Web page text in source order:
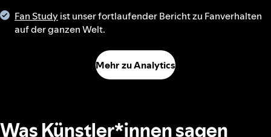
Fan Study ist unser fortlaufender Bericht zu Fanverhalten
auf der ganzen Welt.
Mehr zu Analytics
Was Künstler*innen sagen